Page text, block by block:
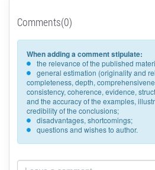
Comments(0)
When adding a comment stipulate:
the relevance of the published
general estimation (originality and
completeness, depth,
consistency, coherence, evidence,
and the accuracy of the examples,
credibility of the conclusions;
disadvantages, shortcomings;
questions and wishes to author.